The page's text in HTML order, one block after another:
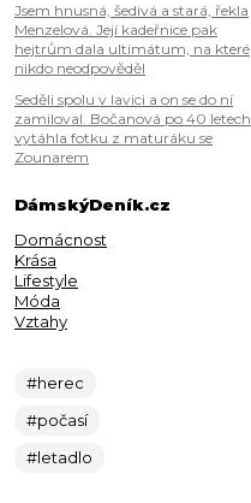
Jsem hnusná, šedivá a stará, řekla
Menzelová. Její kadeřnice pak
hejtrům dala ultimátum, na které
nikdo neodpověděl
Seděli spolu v lavici a on se do ní
zamiloval. Bočanová po 40 letech
vytáhla fotku z maturáku se
Zounarem
DámskýDeník.cz
Domácnost
Krása
Lifestyle
Móda
Vztahy
#herec
#počasí
#letadlo